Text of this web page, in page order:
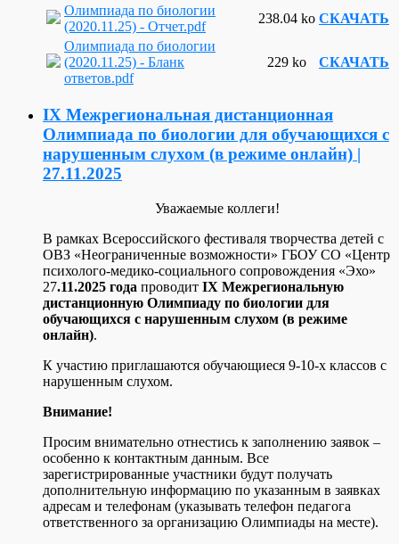
Олимпиада по биологии
(2020.11.25) - Отчет.pdf
238.04 ko СКАЧАТЬ
Олимпиада по биологии
(2020.11.25) - Бланк
ответов.pdf
229 ko СКАЧАТЬ
IX Межрегиональная дистанционная
Олимпиада по биологии для обучающихся с
нарушенным слухом (в режиме онлайн) |
27.11.2025
Уважаемые коллеги!
В рамках Всероссийского фестиваля творчества детей с
ОВЗ «Неограниченные возможности» ГБОУ СО «Центр
психолого-медико-социального сопровождения «Эхо»
27.11.2025 года проводит IХ Межрегиональную
дистанционную Олимпиаду по биологии для
обучающихся с нарушенным слухом (в режиме
онлайн).
К участию приглашаются обучающиеся 9-10-х классов с
нарушенным слухом.
Внимание!
Просим внимательно отнестись к заполнению заявок –
особенно к контактным данным. Все
зарегистрированные участники будут получать
дополнительную информацию по указанным в заявках
адресам и телефонам (указывать телефон педагога
ответственного за организацию Олимпиады на месте).